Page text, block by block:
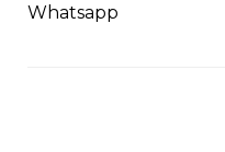
Whatsapp